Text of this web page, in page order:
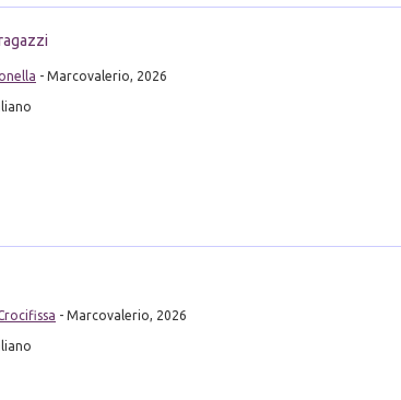
- Marcovalerio, 2026
- Marcovalerio, 2026